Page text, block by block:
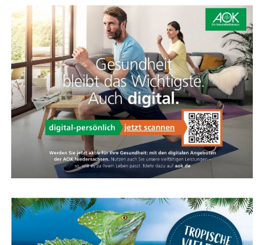
Jeder Abge­ord­ne­te kann selbst über die Anschaf­fun­gen
ent­schei­den. Endet die Wahl­pe­ri­ode vor Ablauf des Jah­
res oder schei­det der Abge­ord­ne­te wäh­rend des Jah­res
aus dem Bun­des­tag aus, so kann er über den Jah­res­be­
trag auch nur antei­lig verfügen.
Kos­ten­pau­scha­le
Die steu­er­freie Kos­ten­pau­scha­lefür die Abge­ord­ne­ten
soll die durch die Aus­übung des Man­dats ent­ste­hen­den
Auf­wen­dun­gen abde­cken. Hier­zu zäh­len Aus­ga­ben für
die Ein­rich­tung und Unter­hal­tung eines oder meh­re­rer
Wahl­kreis­be­treu­ung. Aus der Kos­ten­pau­scha­le bestrei­
tet der Abge­ord­ne­te auch die Aus­ga­ben für die Zweit­
woh­nung am Sitz des Parlaments.